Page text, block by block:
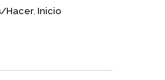
Hacer, Inicio